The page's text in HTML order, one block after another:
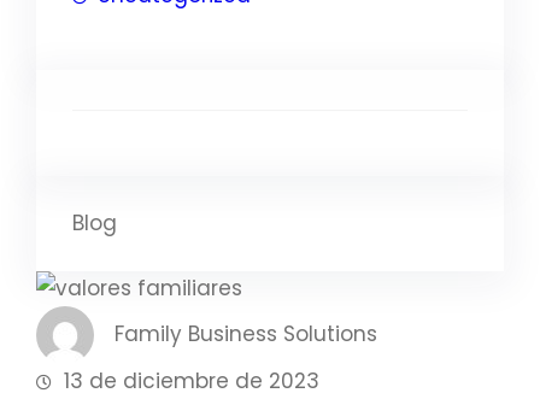
Blog
Family Business Solutions
13 de diciembre de 2023